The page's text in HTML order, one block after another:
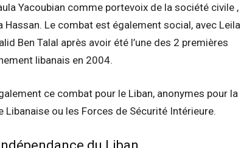
Yacoubian comme portevoix de la société civile ,
Hassan. Le combat est également social, avec Leila
Ben Talal après avoir été l’une des 2 premières
libanais en 2004.
ce combat pour le Liban, anonymes pour la
Libanaise ou les Forces de Sécurité Intérieure.